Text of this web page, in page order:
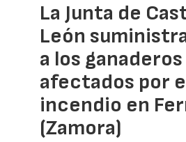
La Junta de
León
a los ganaderos
afectados por
incendio en
(Zamora)